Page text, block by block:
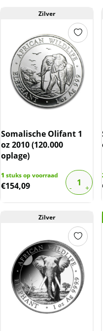
Zilver
Somalische Olifant 1
oz 2010 (120.000
oplage)
1 stuks op voorraad
€154,09
Zilver